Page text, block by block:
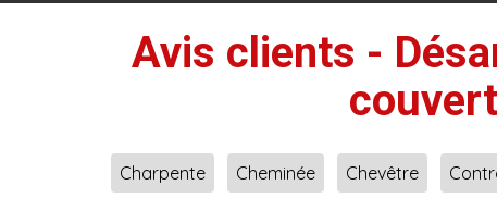
Avis clients -
Charpente Cheminée Chevêtre